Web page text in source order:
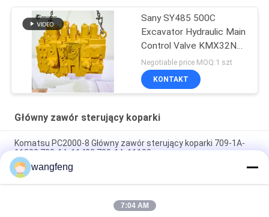
Sany SY485 500C
Excavator Hydraulic Main
Control Valve KMX32NA
High Quality
Negotiable price MOQ:1 szt
KONTAKT
Główny zawór sterujący koparki
Komatsu PC2000-8 Główny zawór sterujący koparki 709-1A-
11300 709-1A-11400 709-1A-11100
PC160LC-7 PC160-7 Wynęgarka z zawórami sterującymi
Komatsu, 723-57-16100 Główne części wykopalni
VOE14541591 Główny zawór sterujący koparki dla Volvo
wangfeng
7:04 AM